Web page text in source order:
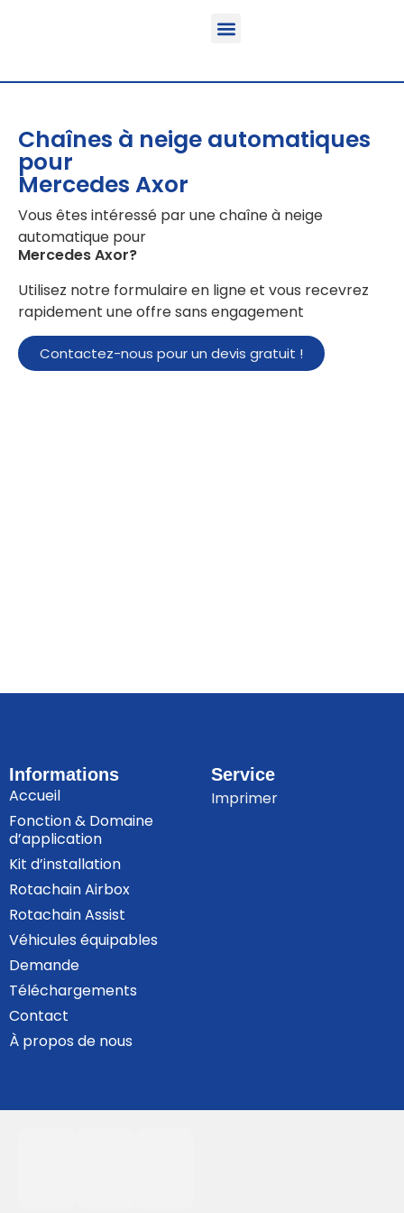
Chaînes à neige automatiques
pour
Mercedes Axor
Vous êtes intéressé par une chaîne à neige
automatique pour
Mercedes Axor?
Utilisez notre formulaire en ligne et vous recevrez
rapidement une offre sans engagement
Contactez-nous pour un devis gratuit !
Informations
Accueil
Fonction & Domaine
d’application
Kit d’installation
Rotachain Airbox
Rotachain Assist
Véhicules équipables
Demande
Téléchargements
Contact
À propos de nous
Service
Imprimer